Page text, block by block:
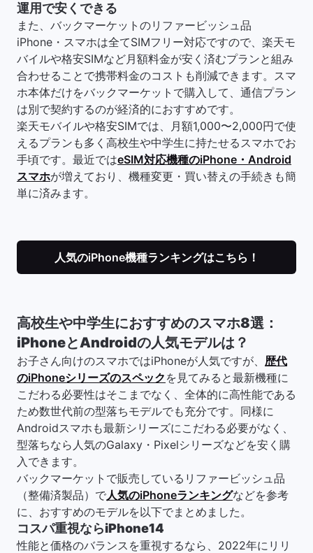
運用で安くできる
また、バックマーケットのリファービッシュ品
iPhone・スマホは全てSIMフリー対応ですので、楽天モ
バイルや格安SIMなど月額料金が安く済むプランと組み
合わせることで携帯料金のコストも削減できます。スマ
ホ本体だけをバックマーケットで購入して、通信プラン
は別で契約するのが経済的におすすめです。
楽天モバイルや格安SIMでは、月額1,000〜2,000円で使
えるプランも多く高校生や中学生に持たせるスマホでお
手頃です。最近ではeSIM対応機種のiPhone・Android
スマホが増えており、機種変更・買い替えの手続きも簡
単に済みます。
人気のiPhone機種ランキングはこちら！
高校生や中学生におすすめのスマホ8選：
iPhoneとAndroidの人気モデルは？
お子さん向けのスマホではiPhoneが人気ですが、 歴代
のiPhoneシリーズのスペック を見てみると最新機種に
こだわる必要性はそこまでなく、全体的に高性能である
ため数世代前の型落ちモデルでも充分です。同様に
Androidスマホも最新シリーズにこだわる必要がなく、
型落ちなら人気のGalaxy・Pixelシリーズなどを安く購
入できます。
バックマーケットで販売しているリファービッシュ品
（整備済製品）で人気のiPhoneランキングなどを参考
に、おすすめのモデルを以下でまとめました。
コスパ重視ならiPhone14
性能と価格のバランスを重視するなら、2022年にリリ